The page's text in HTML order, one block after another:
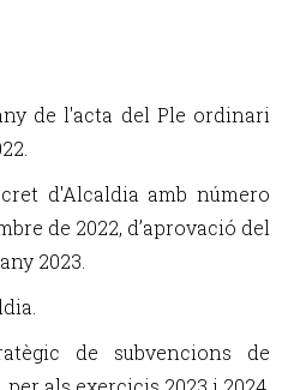
de l'acta del Ple ordinari
d'Alcaldia amb número
de 2022, d’aprovació del
2023.
de subvencions de